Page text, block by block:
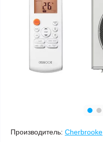
Производитель: Cherbrooke